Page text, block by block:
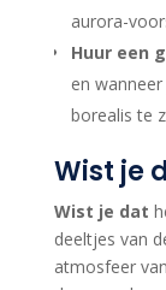
aurora-
Huur een
en
borealis te
Wist je
Wist je dat
deeltjes van
atmosfeer